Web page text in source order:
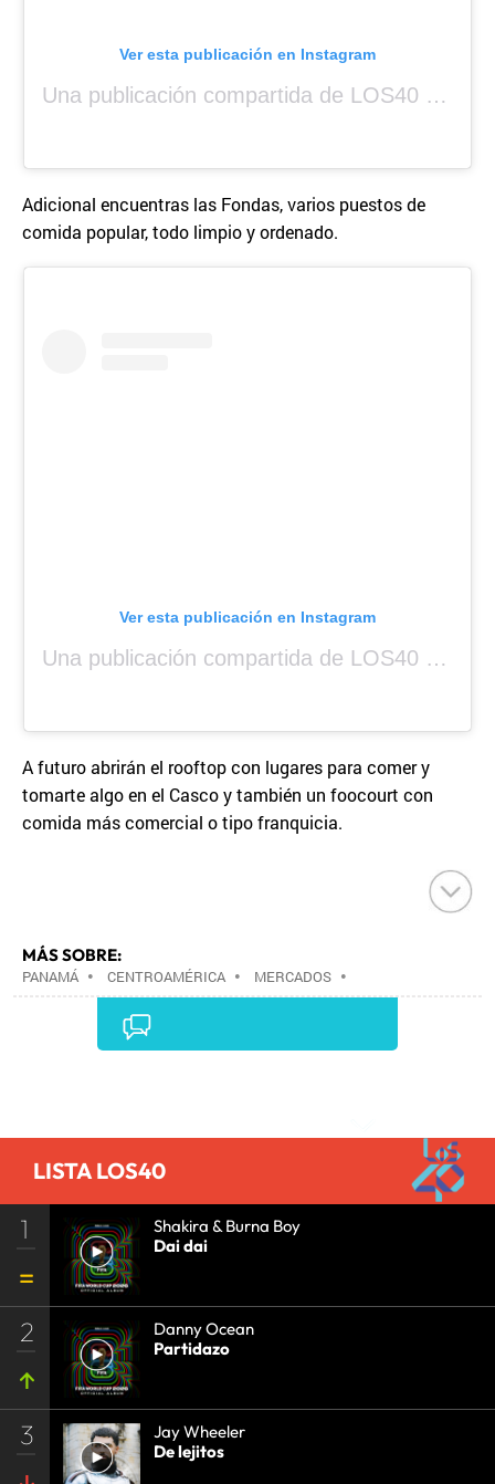
Ver esta publicación en Instagram
Una publicación compartida de LOS40 Panamá 🇵🇦 🎙️🎶 (@los40panama)
Adicional encuentras las Fondas, varios puestos de
comida popular, todo limpio y ordenado.
Ver esta publicación en Instagram
Una publicación compartida de LOS40 Panamá 🇵🇦 🎙️🎶 (@los40panama)
A futuro abrirán el rooftop con lugares para comer y
tomarte algo en el Casco y también un foocourt con
comida más comercial o tipo franquicia.
MÁS SOBRE:
PANAMÁ • CENTROAMÉRICA • MERCADOS •
ESTABLECIMIENTOS COMERCIALES•
LATINOAMÉRICA•
•
LISTA LOS40
1
Shakira & Burna Boy
Dai dai
2
Danny Ocean
Partidazo
3
Jay Wheeler
De lejitos